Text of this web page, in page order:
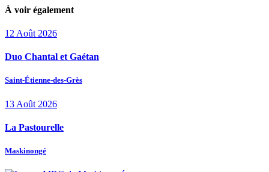
À voir également
12 Août 2026
Duo Chantal et Gaétan
Saint-Étienne-des-Grès
13 Août 2026
La Pastourelle
Maskinongé